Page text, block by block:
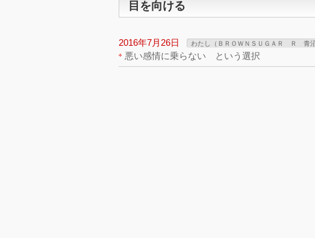
目を向ける
2016年7月26日 わたし（ＢＲＯＷＮＳＵＧＡＲ Ｒ 青
悪い感情に乗らない という選択